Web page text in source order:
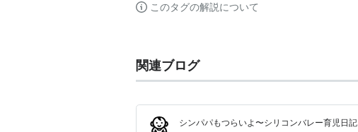
このタグの解説について
関連ブログ
シンパパもつらいよ〜シリコンバレー育児日記